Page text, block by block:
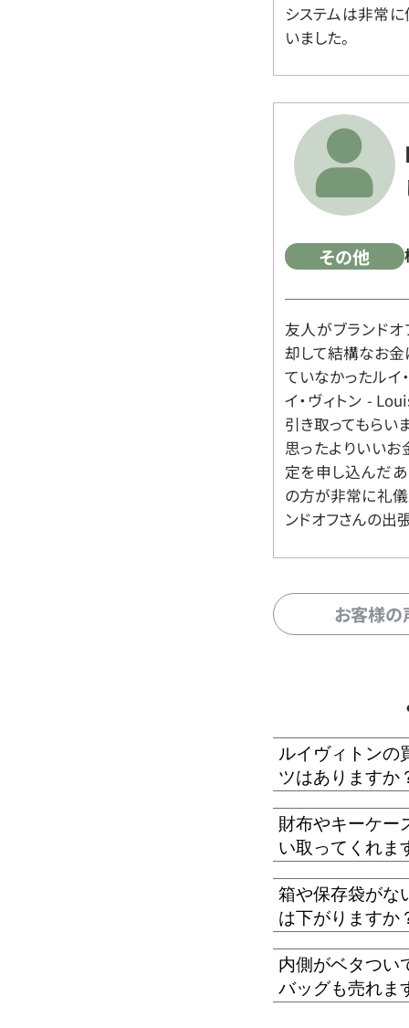
システムは非常に
いました。
その他
友人がブランド
却して結構なお金
ていなかったルイ
イ・ヴィトン -
引き取ってもらい
思ったよりいいお
定を申し込んだ
の方が非常に礼儀
ンドオフさんの出
お客様
ルイヴィトンの
ツはありますか
財布やキーケー
い取ってくれま
箱や保存袋がな
は下がりますか
内側がベタつい
バッグも売れま